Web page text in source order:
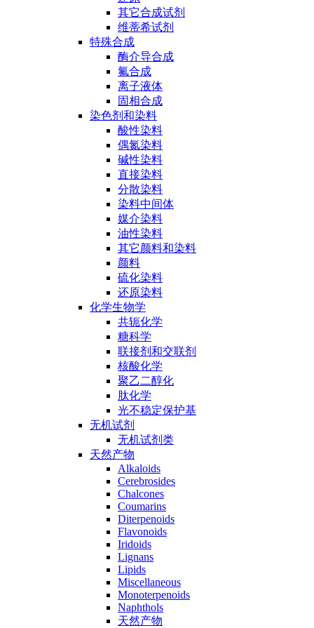
其它合成试剂
维蒂希试剂
特殊合成
酶介导合成
氟合成
离子液体
固相合成
染色剂和染料
酸性染料
偶氮染料
碱性染料
直接染料
分散染料
染料中间体
媒介染料
油性染料
其它颜料和染料
颜料
硫化染料
还原染料
化学生物学
共轭化学
糖科学
联接剂和交联剂
核酸化学
聚乙二醇化
肽化学
光不稳定保护基
无机试剂
无机试剂类
天然产物
Alkaloids
Cerebrosides
Chalcones
Coumarins
Diterpenoids
Flavonoids
Iridoids
Lignans
Lipids
Miscellaneous
Monoterpenoids
Naphthols
天然产物